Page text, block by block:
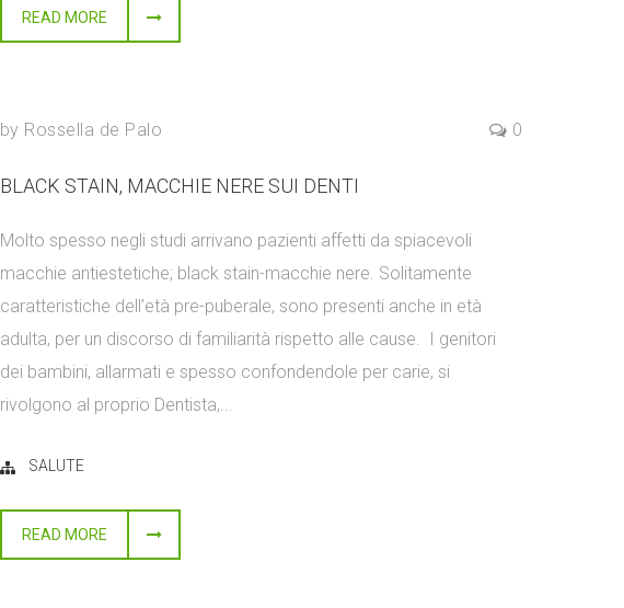
READ MORE
by Rossella de Palo 0
BLACK STAIN, MACCHIE NERE SUI DENTI
Molto spesso negli studi arrivano pazienti affetti da spiacevoli
macchie antiestetiche; black stain-macchie nere. Solitamente
caratteristiche dell’età pre-puberale, sono presenti anche in età
adulta, per un discorso di familiarità rispetto alle cause. I genitori
dei bambini, allarmati e spesso confondendole per carie, si
rivolgono al proprio Dentista,...
SALUTE
READ MORE